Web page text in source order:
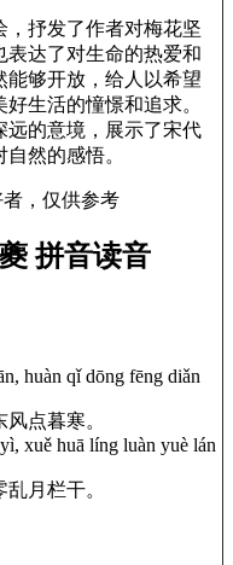
，抒发了作者对梅花坚
表达了对生命的热爱和
能够开放，给人以希望
生活的憧憬和追求。
远的意境，展示了宋代
然的感悟。
，仅供参考
拼音读音
huàn qǐ dōng fēng diǎn
点暮寒。
xuě huā líng luàn yuè lán
月栏干。